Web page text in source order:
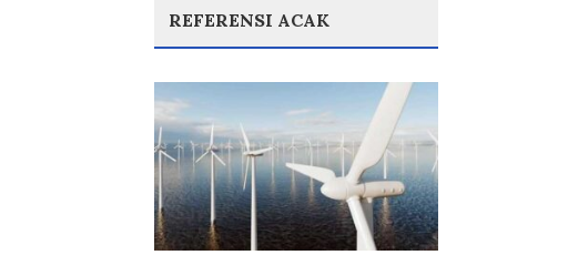
REFERENSI ACAK